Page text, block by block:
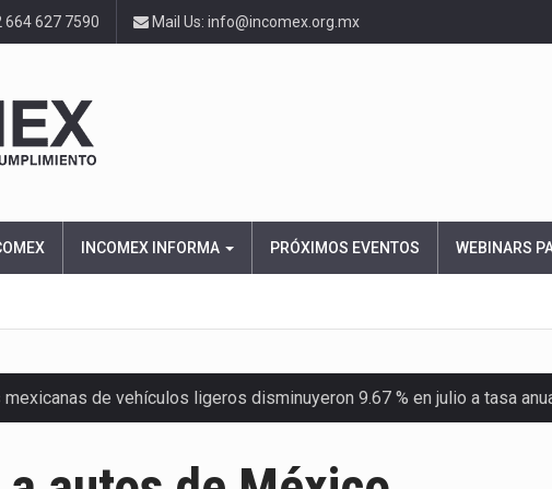
664 627 7590 Mail Us: info@incomex.org.mx
INCOMEX INFORMA PRÓXIMOS EVENTOS WEBINARS
de vehículos ligeros disminuyeron 9.67 % en julio a tasa